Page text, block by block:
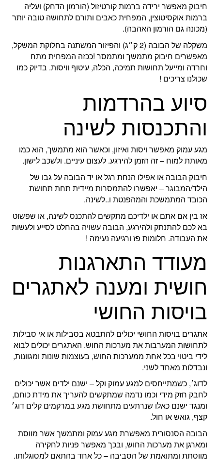
חיבוק מאפשר ירידה ברמות קורטיזול (הורמון הדחק) ועליה
ברמות אוקסיטוצין, המפחית כאבים ותורם לתחושה טובה יותר
(מכונה גם הורמון האהבה).
משקלה של הבובה (2 ק״ג) והפיזור המשתנה בחלוקת המשקל,
מאפשרים חיבוק מתמשך ומתמסר !ככזה המפחית מתח
וחרדה ומייעל תחושות תמיכה, הכלה, עיטוף וויסות. בדיוק כמו
שכולנו צריכים !
סיוע בהרדמות
והתכנסות לשינה
מגע עמוק מאפשר ויסות ואיזון, וכאשר הוא מתמשך, הוא כמו
מאותת למוח – זה הזמן להירגע. לעצום עיניים. ולשכב לישון.
חיבוק הבובה או אפילו הנחת רגל או יד הבובה על גבו של
הילד/המבוגר – יאפשרו להתמסרות מיידית תחת תחושת
הכובד המתמשכת והמהפנטת ו..לשינה.
אז בין אם אתם או ילדיכם מתקשים להתכנס לשינה, או שפשוט
בא לכם להתנתק ולהירגע, הבובה עשויה בהחלט לסייע ולעשות
את העבודה. חלומות פז ורגיעה נעימה !
מעודד התארגנות
חושית ומענה לאתגרים
בויסות החושי
אתגרים בויסות החושי יכולים להתבטא בסבילות או אי סבילות
לתחושות המערבות את מערכות החוש. האתגרים יכולים לבוא
לידי ביטוי בכל אחת ממערכות החוש, בעוצמות שונות ומגוונות,
ונבדלות מאחד לשני.
לדוג׳, כשמתייחסים למגע עמוק וקל – ישנם ילדים אשר יכולים
לחבק חזק מידי וכמו נדמה שמתקשים להעריך את מידת כוחם,
ומנגד ישנם כאלו שנרתעים מתחושת מגע במרקמים קלים דוג׳
קצף, גואש או חול.
הבובה הסנסורית מאפשרת מגע עמוק ומתמשך אשר מווסת
ומארגן את מערכות החוש, ובכך מאפשר פניות לחקירה
מווסתת ומתואמת של הסביבה – כל אחד בהתאם למסוגלותו.